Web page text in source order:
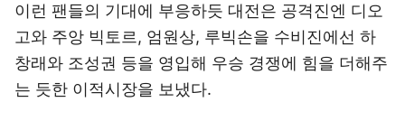
이런 팬들의 기대에 부응하듯 대전은 공격진엔 디오
고와 주앙 빅토르, 엄원상, 루빅손을 수비진에선 하
창래와 조성권 등을 영입해 우승 경쟁에 힘을 더해주
는 듯한 이적시장을 보냈다.